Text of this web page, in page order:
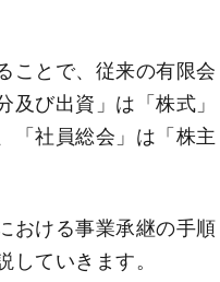
ことで、従来の有限会
及び出資」は「株式」
「社員総会」は「株主
おける事業承継の手順
していきます。